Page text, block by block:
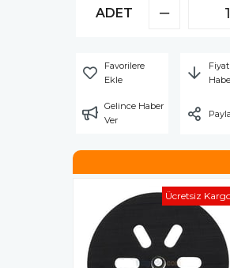
ADET
Favorilere
Ekle
Gelince Haber
Ver
Ücretsiz